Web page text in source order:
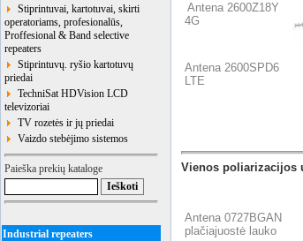
Stiprintuvai, kartotuvai, skirti
operatoriams, profesionalūs,
Proffesional & Band selective
repeaters
Stiprintuvų. ryšio kartotuvų
priedai
TechniSat HDVision LCD
televizoriai
TV rozetės ir jų priedai
Vaizdo stebėjimo sistemos
Paieška prekių kataloge
Industrial repeaters
Antena 2600Z18Y
4G
Antena 2600SPD6
LTE
Vienos poliarizacijos
Antena 0727BGAN
plačiajuostė lauko